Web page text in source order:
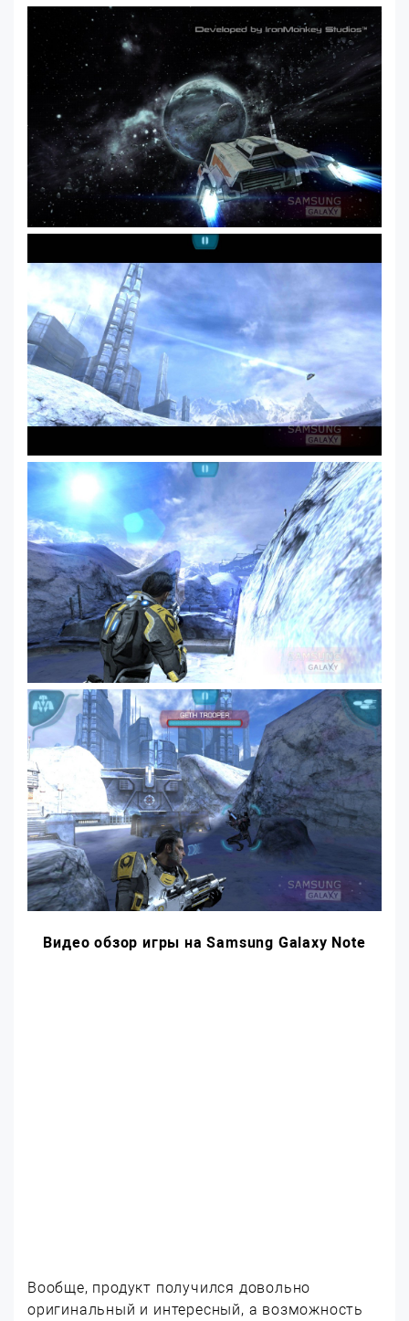
Видео обзор игры на Samsung Galaxy Note
Вообще, продукт получился довольно
оригинальный и интересный, а возможность